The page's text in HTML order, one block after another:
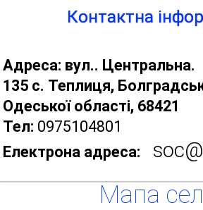
Контактна
Адреса: вул.. Центральна.
135 с. Теплиця,
Одеської області, 68421
Тел: 0975104801
Електрона адреса:
Мапа